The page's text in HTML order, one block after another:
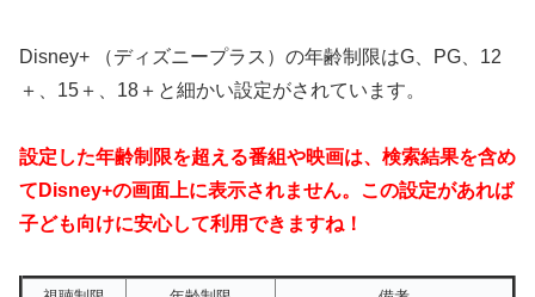
Disney+ （ディズニープラス）の年齢制限はG、PG、12
＋、15＋、18＋と細かい設定がされています。
設定した年齢制限を超える番組や映画は、検索結果を含め
てDisney+の画面上に表示されません。この設定があれば
子ども向けに安心して利用できますね！